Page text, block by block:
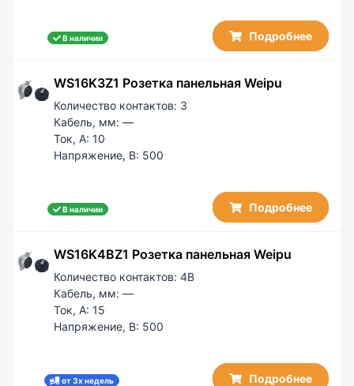
В наличии Подробнее
WS16K3Z1 Розетка панельная Weipu
Количество контактов: 3
Кабель, мм: —
Ток, А: 10
Напряжение, В: 500
В наличии Подробнее
WS16K4BZ1 Розетка панельная Weipu
Количество контактов: 4B
Кабель, мм: —
Ток, А: 15
Напряжение, В: 500
от 3х недель Подробнее